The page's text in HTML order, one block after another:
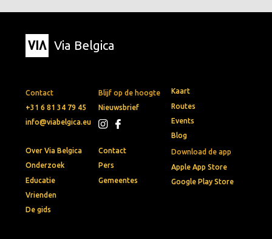
Via Belgica
Contact
+31 6 81 34 79 45
info@viabelgica.eu
Blijf op de hoogte
Nieuwsbrief
Download de app
Apple App Store
Google Play Store
Kaart
Routes
Events
Blog
Over Via Belgica
Onderzoek
Educatie
Vrienden
De gids
Contact
Pers
Gemeentes